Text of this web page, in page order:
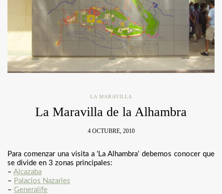
LA MARAVILLA
La Maravilla de la Alhambra
4 OCTUBRE, 2010
Para comenzar una visita a ‘La Alhambra’ debemos conocer que
se divide en 3 zonas principales:
– Alcazaba
– Palacios Nazaries
– Generalife